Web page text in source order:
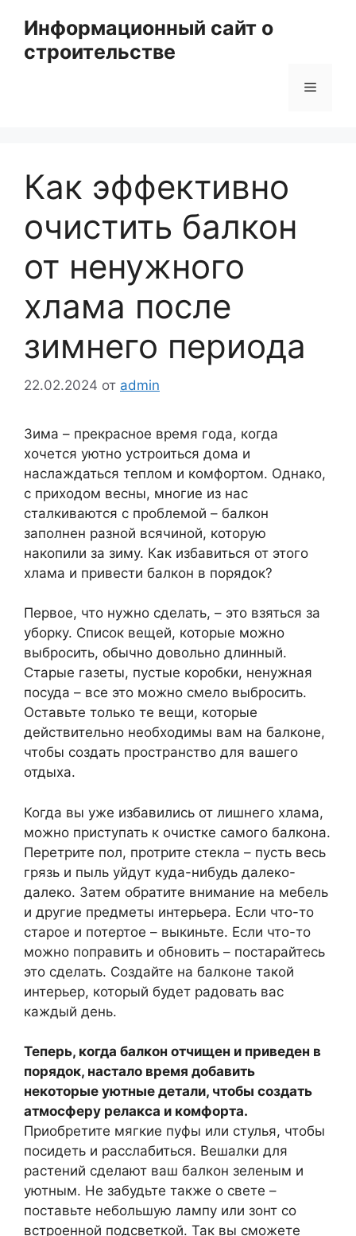
содержимому
Информационный сайт о
строительстве
Меню
Как эффективно
очистить балкон
от ненужного
хлама после
зимнего периода
22.02.2024 от admin
Зима – прекрасное время года, когда
хочется уютно устроиться дома и
наслаждаться теплом и комфортом. Однако,
с приходом весны, многие из нас
сталкиваются с проблемой – балкон
заполнен разной всячиной, которую
накопили за зиму. Как избавиться от этого
хлама и привести балкон в порядок?
Первое, что нужно сделать, – это взяться за
уборку. Список вещей, которые можно
выбросить, обычно довольно длинный.
Старые газеты, пустые коробки, ненужная
посуда – все это можно смело выбросить.
Оставьте только те вещи, которые
действительно необходимы вам на балконе,
чтобы создать пространство для вашего
отдыха.
Когда вы уже избавились от лишнего хлама,
можно приступать к очистке самого балкона.
Перетрите пол, протрите стекла – пусть весь
грязь и пыль уйдут куда-нибудь далеко-
далеко. Затем обратите внимание на мебель
и другие предметы интерьера. Если что-то
старое и потертое – выкиньте. Если что-то
можно поправить и обновить – постарайтесь
это сделать. Создайте на балконе такой
интерьер, который будет радовать вас
каждый день.
Теперь, когда балкон отчищен и приведен в
порядок, настало время добавить
некоторые уютные детали, чтобы создать
атмосферу релакса и комфорта.
Приобретите мягкие пуфы или стулья, чтобы
посидеть и расслабиться. Вешалки для
растений сделают ваш балкон зеленым и
уютным. Не забудьте также о свете –
поставьте небольшую лампу или зонт со
встроенной подсветкой. Так вы сможете